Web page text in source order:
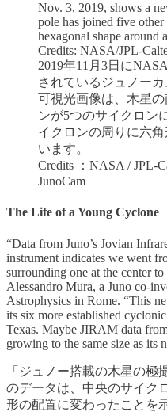
Nov. 3, 2019, shows a
pole has joined five other
hexagonal shape around
Credits: NASA/JPL-
2019年11月3日に
されているジュノー
可視光画像は、木星
ンが5つのサイクロン
イクロンの周りに六
います。
Credits ：NASA / JPL-
JunoCam
The Life of a Young Cyclone
“Data from Juno’s Jovian
instrument indicates we went
surrounding one at the center
Alessandro Mura, a Juno co-
Astrophysics in Rome. “This
its six more established
Texas. Maybe JIRAM data
growing to the same size as its
「ジュノー搭載の木星の
のデータは、中央のサイク
形の配置に変わったことを